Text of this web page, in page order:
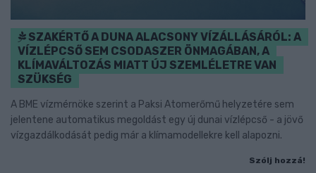
SZAKÉRTŐ A DUNA ALACSONY VÍZÁLLÁSÁRÓL: A
VÍZLÉPCSŐ SEM CSODASZER ÖNMAGÁBAN, A
KLÍMAVÁLTOZÁS MIATT ÚJ SZEMLÉLETRE VAN
SZÜKSÉG
A BME vízmérnöke szerint a Paksi Atomerőmű helyzetére sem
jelentene automatikus megoldást egy új dunai vízlépcső - a jövő
vízgazdálkodását pedig már a klímamodellekre kell alapozni.
Szólj hozzá!